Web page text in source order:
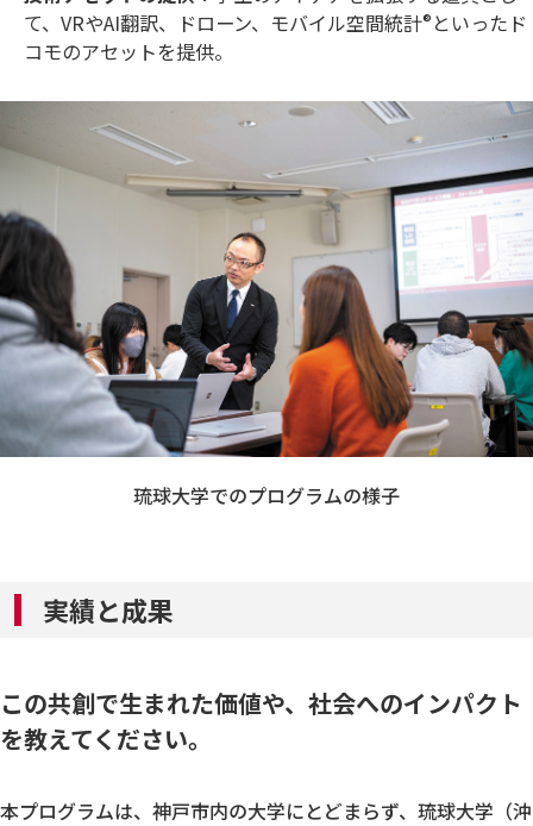
て、VRやAI翻訳、ドローン、モバイル空間統計® といったド
コモのアセットを提供。
琉球大学でのプログラムの様子
実績と成果
この共創で生まれた価値や、社会へのインパクト
を教えてください。
本プログラムは、神戸市内の大学にとどまらず、琉球大学（沖